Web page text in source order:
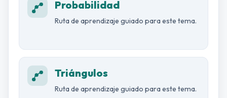
Probabilidad
Ruta de aprendizaje guiado para este tema.
Triángulos
Ruta de aprendizaje guiado para este tema.